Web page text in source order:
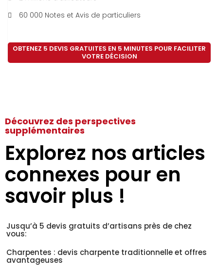
60 000 Notes et Avis de particuliers
OBTENEZ 5 DEVIS GRATUITES EN 5 MINUTES POUR FACILITER
VOTRE DÉCISION
Découvrez des perspectives
supplémentaires
Explorez nos articles
connexes pour en
savoir plus !
Jusqu’à 5 devis gratuits d’artisans près de chez
vous:
Charpentes : devis charpente traditionnelle et offres
avantageuses